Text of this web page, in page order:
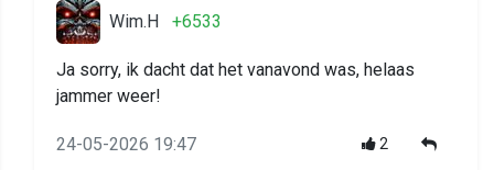
Wim.H +6533
Ja sorry, ik dacht dat het vanavond was, helaas
jammer weer!
24-05-2026 19:47 2